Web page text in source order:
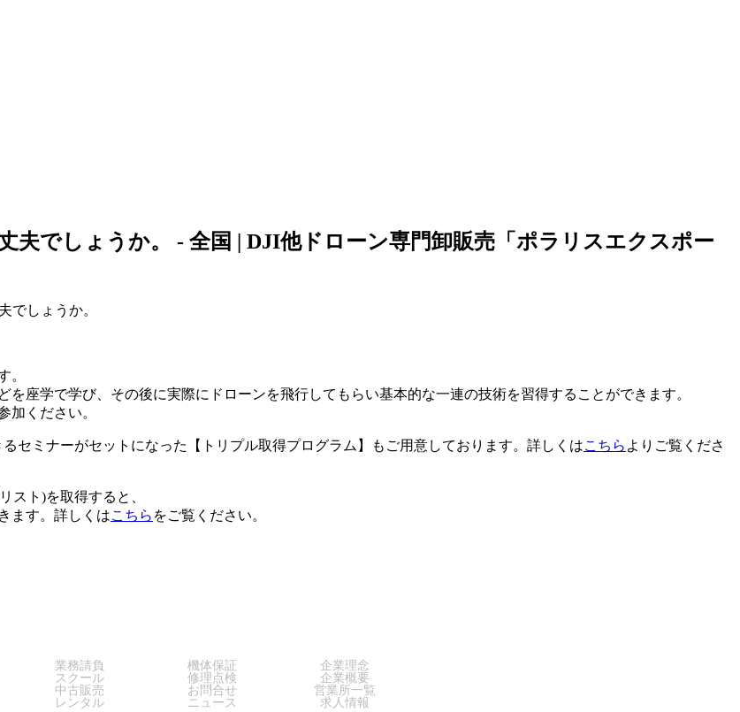
夫でしょうか。 - 全国 | DJI他ドローン専門卸販売「ポラリスエクスポー
でしょうか。
。
座学で学び、その後に実際にドローンを飛行してもらい基本的な一連の技術を習得することができます。
加ください。
セミナーがセットになった【トリプル取得プログラム】もご用意しております。詳しくはこちら よりご覧くださ
スト)を取得すると、
ます。詳しくはこちら をご覧ください。
業務請負
スクール
中古販売
レンタル
機体保証
修理点検
お問合せ
ニュース
企業理念
企業概要
営業所一覧
求人情報